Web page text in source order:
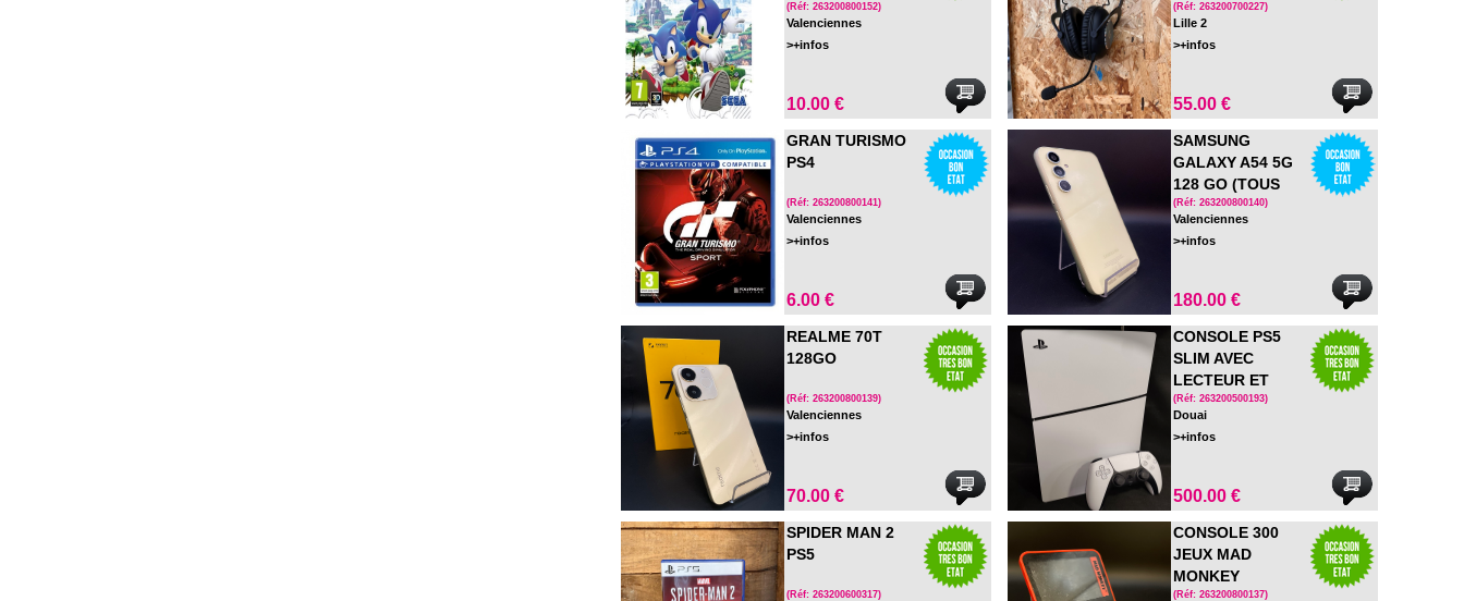
(Réf: 263200800152)
Valenciennes
>+infos
10.00 €
X
(Réf: 263200700227)
Lille 2
>+infos
55.00 €
GRAN TURISMO
PS4
(Réf: 263200800141)
Valenciennes
>+infos
6.00 €
SAMSUNG
GALAXY A54 5G
128 GO (TOUS
RESEAUX) EN
BOITE
(Réf: 263200800140)
Valenciennes
>+infos
180.00 €
REALME 70T
128GO
(Réf: 263200800139)
Valenciennes
>+infos
70.00 €
CONSOLE PS5
SLIM AVEC
LECTEUR ET
MANETTE
OFFICIELLE
(Réf: 263200500193)
Douai
>+infos
500.00 €
SPIDER MAN 2
PS5
(Réf: 263200600317)
CONSOLE 300
JEUX MAD
MONKEY
(Réf: 263200800137)